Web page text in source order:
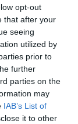
opt-out
that after your
seeing
utilized by
prior to
further
parties on the
may
IAB’s List of
it to other
στην
Το
αρχή πώς
με
της,